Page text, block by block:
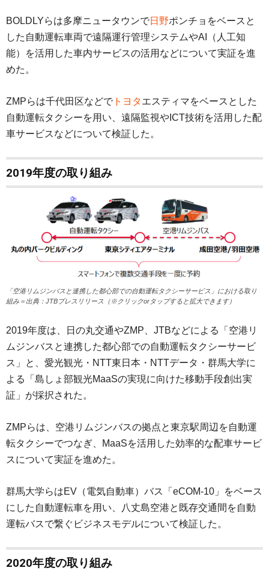
BOLDLYらは多摩ニュータウンで日野ポンチョをベースと
した自動運転車両で遠隔運行管理システムやAI（人工知
能）を活用した車内サービスの活用などについて実証を進
めた。
ZMPらは千代田区などで トヨタエスティマをベースとした
自動運転タクシーを用い、遠隔監視やICT技術を活用した配
車サービスなどについて検証した。
2019年度の取り組み
「空港リムジンバスと連携した都心部での自動運転タクシーサービス」における取り
組み＝出典：JTBプレスリリース（※クリックorタップすると拡大できます）
2019年度は、日の丸交通やZMP、JTBなどによる「空港リ
ムジンバスと連携した都心部での自動運転タクシーサービ
ス」と、愛光観光・NTT東日本・NTTデータ・群馬大学に
よる「島しょ部観光MaaSの実現に向けた移動手段創出実
証」が採択された。
ZMPらは、空港リムジンバスの拠点と東京駅周辺を自動運
転タクシーでつなぎ、MaaSを活用した効率的な配車サービ
スについて実証を進めた。
群馬大学らはEV（電気自動車）バス「eCOM-10」をベース
にした自動運転車を用い、八丈島空港と既存交通間を自動
運転バスで繋ぐビジネスモデルについて検証した。
2020年度の取り組み